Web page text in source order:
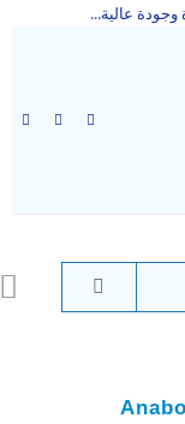
وجودة عالية...